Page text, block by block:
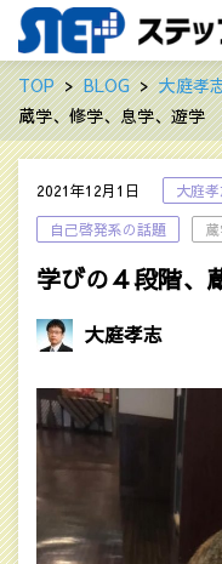
TOP BLOG 大庭孝
蔵学、修学、息学、遊学
2021年12月1日
大庭
自己啓発系の話題
学びの４段階、
大庭孝志